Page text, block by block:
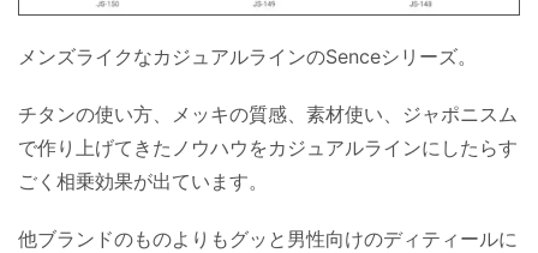
メンズライクなカジュアルラインのSenceシリーズ。
チタンの使い方、メッキの質感、素材使い、ジャポニスム
で作り上げてきたノウハウをカジュアルラインにしたらす
ごく相乗効果が出ています。
他ブランドのものよりもグッと男性向けのディティールに